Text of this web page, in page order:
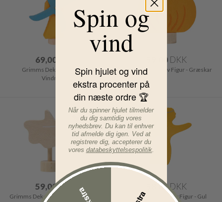
69,00
Grimms Dekorativ Figur -
Vindmølle
59,00 DKK
Grimms Dekorativ Figur - Græskar
59,00DKK
Grimms Dekorativ Figur - Spøgelse
58,00 DKK
GRIMM'S Dekorativ Figur - Gul
Spin og
vind
Spin hjulet og vind
ekstra procenter på
din næste ordre 🏆
Når du spinner hjulet tilmelder
du dig samtidig vores
nyhedsbrev. Du kan til enhver
tid afmelde dig igen. Ved at
registrere dig, accepterer du
vores databeskyttelsespolitik.